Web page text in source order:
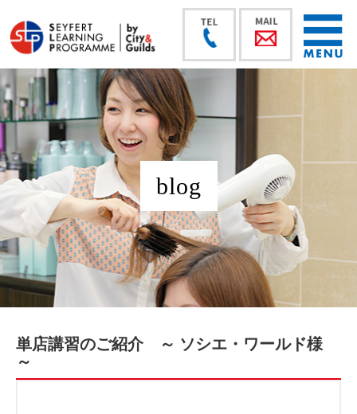
blog
単店講習のご紹介 ～ ソシエ・ワールド様
～